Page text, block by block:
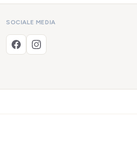
SOCIALE MEDIA